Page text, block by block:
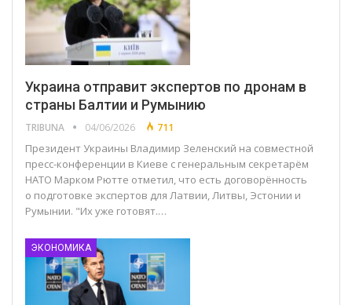
Украина отправит экспертов по дронам в
страны Балтии и Румынию
TRIBUNA 04/06/2026 711
Президент Украины Владимир Зеленский на совместной
пресс-конференции в Киеве с генеральным секретарём
НАТО Марком Рютте отметил, что есть договорённость
о подготовке экспертов для Латвии, Литвы, Эстонии и
Румынии. "Их уже готовят.…
ЭКОНОМИКА